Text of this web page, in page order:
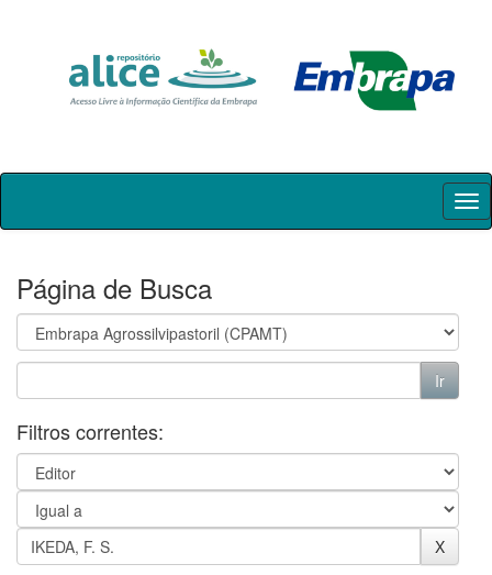
Skip
Página de Busca
Filtros correntes: